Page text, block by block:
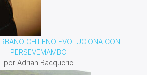
CHILENO EVOLUCIONA CON
PERSEVEMAMBO
por Adrian Bacquerie